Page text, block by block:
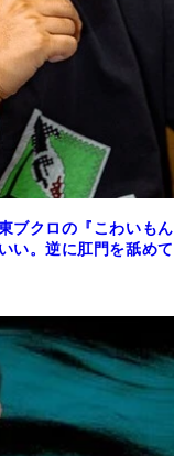
ブクロの『こわいもん
い。逆に肛門を舐めて